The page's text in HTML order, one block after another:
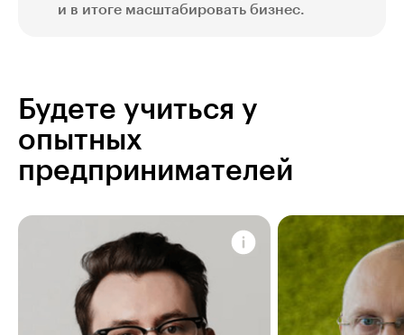
и в итоге масштабировать бизнес.
Будете учиться у
опытных
предпринимателей